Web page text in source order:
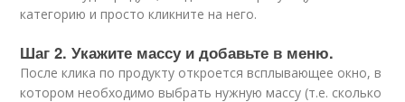
категорию и просто кликните на него.
Шаг 2. Укажите массу и добавьте в меню.
После клика по продукту откроется всплывающее окно, в
котором необходимо выбрать нужную массу (т.е. сколько